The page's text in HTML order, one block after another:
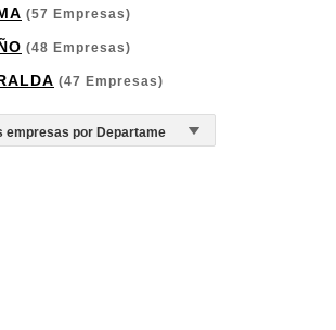
(57 Empresas)
(48 Empresas)
(47 Empresas)